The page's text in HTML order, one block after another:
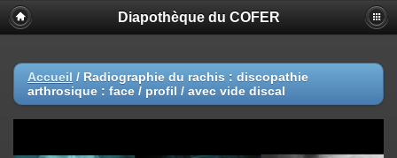
Diapothèque du COFER
Accueil / Radiographie du rachis : discopathie
arthrosique : face / profil / avec vide discal